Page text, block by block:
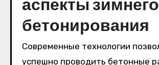
бетонирования
Современные технологии
успешно проводить бетонные